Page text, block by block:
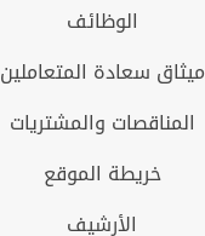
الوظائف
ميثاق سعادة المتعاملين
المناقصات والمشتريات
خريطة الموقع
الأرشيف